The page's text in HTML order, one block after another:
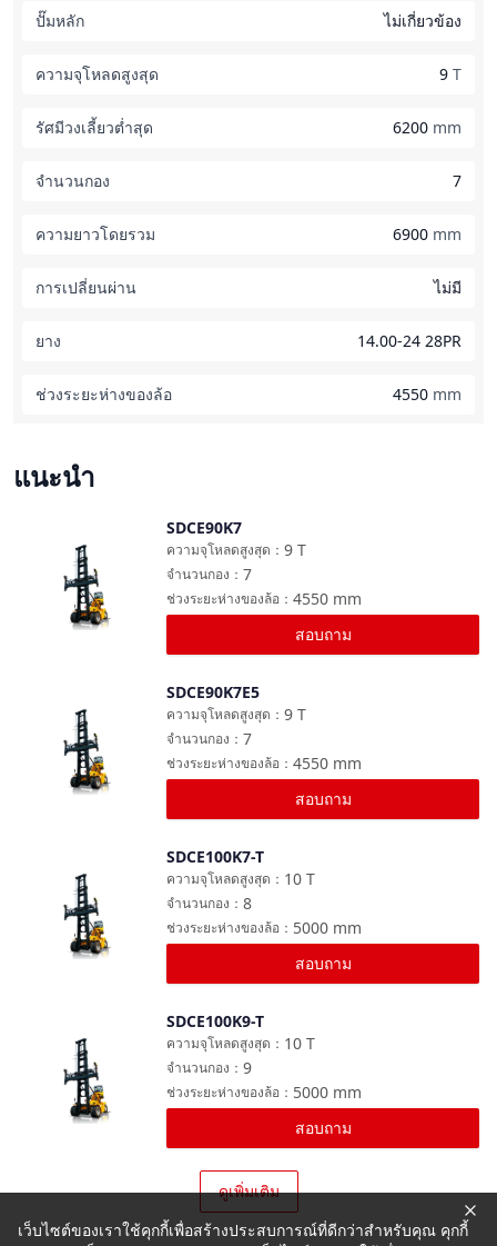
ปั๊มหลัก ไม่เกี่ยวข้อง
ความจุโหลดสูงสุด 9 T
รัศมีวงเลี้ยวต่ำสุด 6200 mm
จำนวนกอง 7
ความยาวโดยรวม 6900 mm
การเปลี่ยนผ่าน ไม่มี
ยาง 14.00-24 28PR
ช่วงระยะห่างของล้อ 4550 mm
แนะนำ
SDCE90K7
9 T
ความจุโหลดสูงสุด ：
7
จำนวนกอง ：
4550 mm
ช่วงระยะห่างของล้อ ：
สอบถาม
SDCE90K7E5
9 T
ความจุโหลดสูงสุด ：
7
จำนวนกอง ：
4550 mm
ช่วงระยะห่างของล้อ ：
สอบถาม
SDCE100K7-T
10 T
ความจุโหลดสูงสุด ：
8
จำนวนกอง ：
5000 mm
ช่วงระยะห่างของล้อ ：
สอบถาม
SDCE100K9-T
10 T
ความจุโหลดสูงสุด ：
9
จำนวนกอง ：
5000 mm
ช่วงระยะห่างของล้อ ：
สอบถาม
ดูเพิ่มเติม
เว็บไซต์ของเราใช้คุกกี้เพื่อสร้างประสบการณ์ที่ดีกว่าสำหรับคุณ คุกกี้